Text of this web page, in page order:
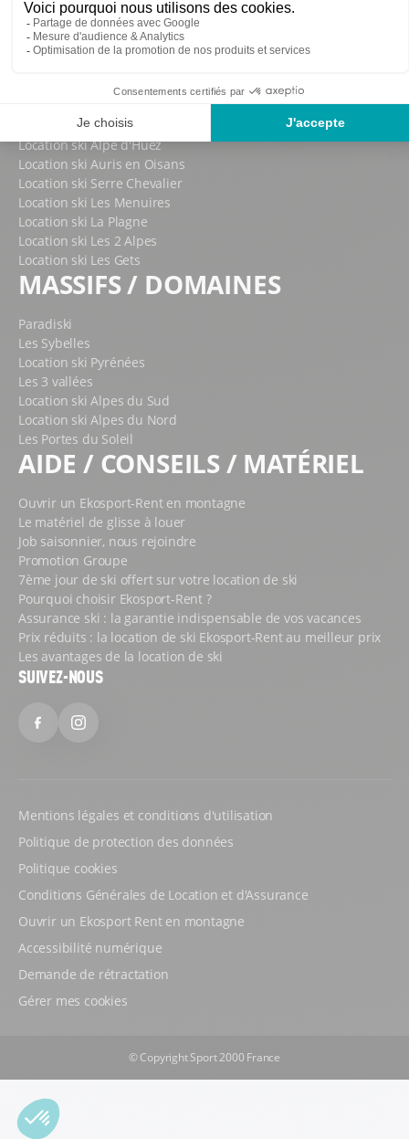
Location ski Cauterets
Location ski Les Orres
Location ski La Toussuire
Location ski Morzine
Location ski Chamonix
Location ski Alpe d'Huez
Location ski Auris en Oisans
Location ski Serre Chevalier
Location ski Les Menuires
Location ski La Plagne
Location ski Les 2 Alpes
Location ski Les Gets
MASSIFS / DOMAINES
Paradiski
Les Sybelles
Location ski Pyrénées
Les 3 vallées
Location ski Alpes du Sud
Location ski Alpes du Nord
Les Portes du Soleil
AIDE / CONSEILS / MATÉRIEL
Ouvrir un Ekosport-Rent en montagne
Le matériel de glisse à louer
Job saisonnier, nous rejoindre
Promotion Groupe
7ème jour de ski offert sur votre location de ski
Pourquoi choisir Ekosport-Rent ?
Assurance ski : la garantie indispensable de vos vacances
Prix réduits : la location de ski Ekosport-Rent au meilleur prix
Les avantages de la location de ski
SUIVEZ-NOUS
FacebookInstagram
Mentions légales et conditions d'utilisation
Politique de protection des données
Politique cookies
Conditions Générales de Location et d'Assurance
Ouvrir un Ekosport Rent en montagne
Accessibilité numérique
Demande de rétractation
Gérer mes cookies
© Copyright Sport 2000 France